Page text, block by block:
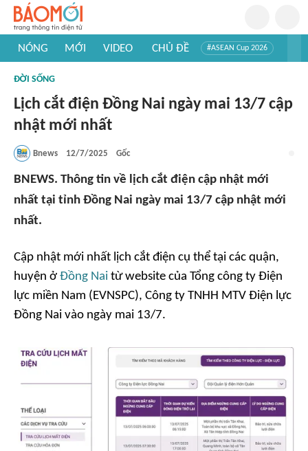
NÓNG MỚI VIDEO CHỦ ĐỀ #ASEAN Cup 2026
#Khám phá thế giới
ĐỜI SỐNG
Lịch cắt điện Đồng Nai ngày mai 13/7 cập
nhật mới nhất
Bnews 12/7/2025 Gốc
BNEWS. Thông tin về lịch cắt điện cập nhật mới
nhất tại tỉnh Đồng Nai ngày mai 13/7 cập nhật mới
nhất.
Cập nhật mới nhất lịch cắt điện cụ thể tại các quận,
huyện ở Đồng Nai từ website của Tổng công ty Điện
lực miền Nam (EVNSPC), Công ty TNHH MTV Điện lực
Đồng Nai vào ngày mai 13/7.